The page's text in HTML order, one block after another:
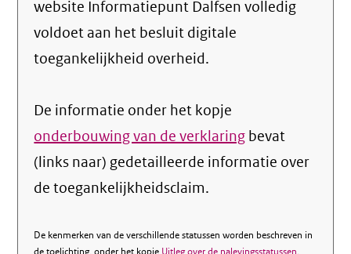
website Informatiepunt Dalfsen volledig
voldoet aan het besluit digitale
toegankelijkheid overheid.
De informatie onder het kopje
onderbouwing van de verklaring bevat
(links naar) gedetailleerde informatie over
de toegankelijkheidsclaim.
De kenmerken van de verschillende statussen worden beschreven in